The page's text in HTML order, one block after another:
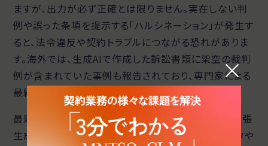
ますが、出力が必ず正確とは限りません。実在しない判
例や誤った条項を提示する「ハルシネーション」が発生す
ると、法令違反や契約トラブルにつながる恐れがありま
す。海外では、生成AIで作成した訴訟書類に架空の裁判
例が含まれていた事例も報告されており、専門家による
最終確認が欠かせません。
最新情報や社内資料を反映させるには、RAG（検索拡張
生成）が有効です。RAGは、AIが信頼できる外部データや